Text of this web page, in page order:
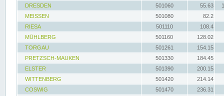
DRESDEN
501060 55.63
MEISSEN
501080
82.2
RIESA
501110
108.4
MÜHLBERG
501160
128.02
TORGAU
501261
154.15
PRETZSCH-MAUKEN
501330
184.45
ELSTER
501390
200.15
WITTENBERG
501420
214.14
COSWIG
501470
236.31